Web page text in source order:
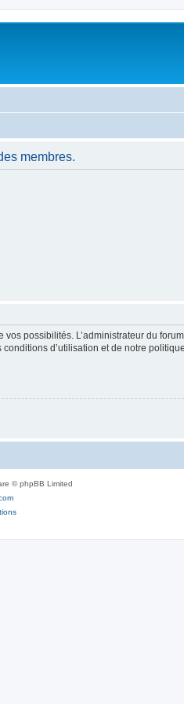
membres.
possibilités. L’administrateur du
d’utilisation et de notre
© phpBB Limited